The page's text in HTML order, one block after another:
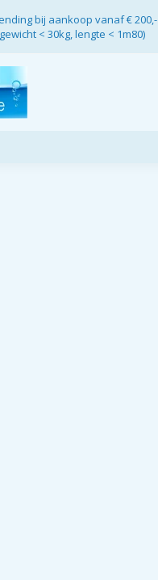
bij aankoop vanaf € 200,-
< 30kg, lengte < 1m80)